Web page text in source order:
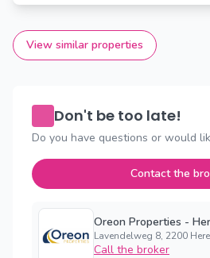
View similar properties
Don't be too late!
Do you have questions or would
Contact the
Oreon Properties -
Lavendelweg 8, 2200
Call the broker